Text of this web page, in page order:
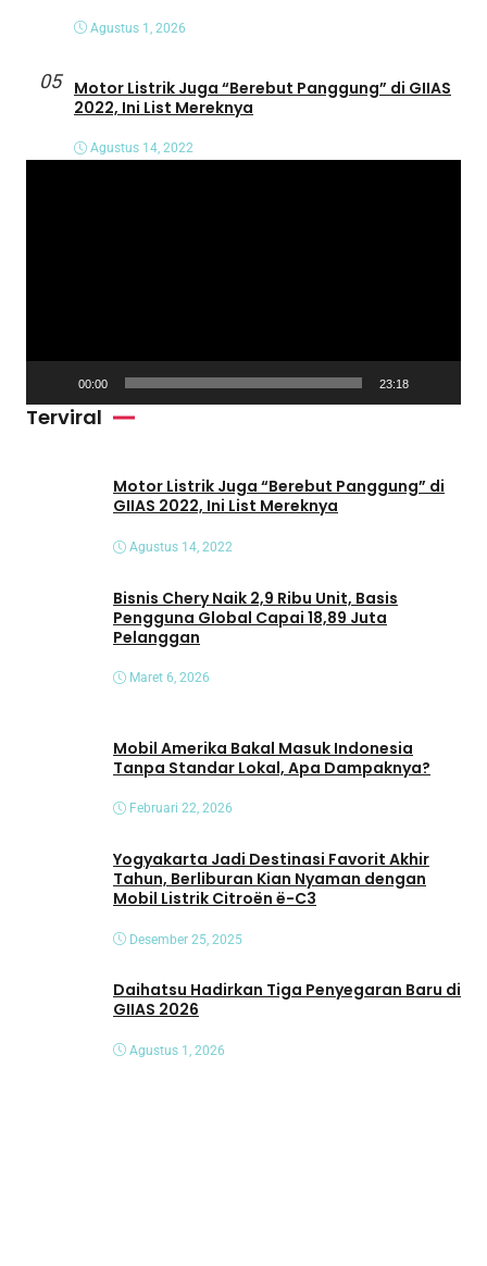
Agustus 1, 2026
05
Motor Listrik Juga “Berebut Panggung” di GIIAS
2022, Ini List Mereknya
Agustus 14, 2022
d
00:00 23:18
Terviral
Motor Listrik Juga “Berebut Panggung” di
GIIAS 2022, Ini List Mereknya
Agustus 14, 2022
Bisnis Chery Naik 2,9 Ribu Unit, Basis
Pengguna Global Capai 18,89 Juta
Pelanggan
Maret 6, 2026
Mobil Amerika Bakal Masuk Indonesia
Tanpa Standar Lokal, Apa Dampaknya?
Februari 22, 2026
Yogyakarta Jadi Destinasi Favorit Akhir
Tahun, Berliburan Kian Nyaman dengan
Mobil Listrik Citroën ë-C3
Desember 25, 2025
Daihatsu Hadirkan Tiga Penyegaran Baru di
GIIAS 2026
Agustus 1, 2026